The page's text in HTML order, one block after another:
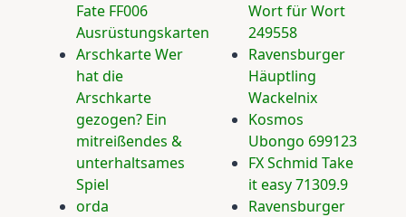
Fate FF006
Ausrüstungskarten
Arschkarte Wer
hat die
Arschkarte
gezogen? Ein
mitreißendes &
unterhaltsames
Spiel
orda
Wort für Wort
249558
Ravensburger
Häuptling
Wackelnix
Kosmos
Ubongo 699123
FX Schmid Take
it easy 71309.9
Ravensburger